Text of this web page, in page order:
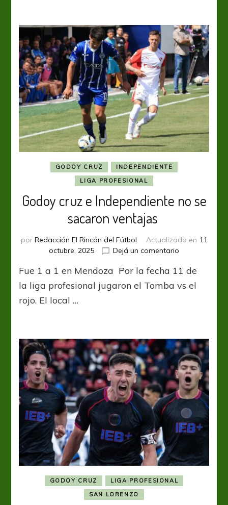
GODOY CRUZ
INDEPENDIENTE
LIGA PROFESIONAL
Godoy cruz e Independiente no se
sacaron ventajas
por Redacción El Rincón del Fútbol Actualizado en 11
octubre, 2025
Dejá un comentario
no
se
Fue 1 a 1 en Mendoza Por la fecha 11 de
la liga profesional jugaron el Tomba vs el
rojo. El local …
GODOY CRUZ
LIGA PROFESIONAL
SAN LORENZO